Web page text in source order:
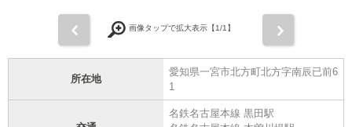
画像タップで拡大表示【1/1】
所在地
愛知県一宮市北方町北方字南辰已前6
1
名鉄名古屋本線 黒田駅